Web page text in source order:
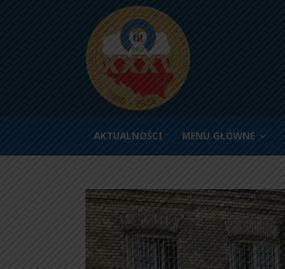
AKTUALNOŚCI MENU GŁÓWNE